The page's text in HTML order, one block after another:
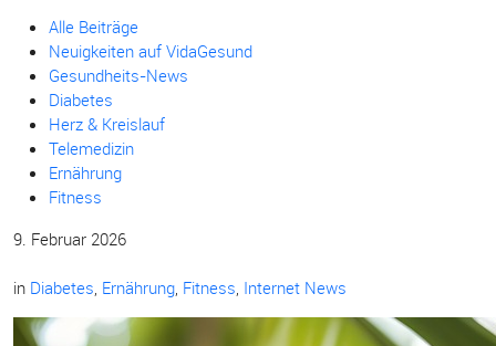
Alle Beiträge
Neuigkeiten auf VidaGesund
Gesundheits-News
Diabetes
Herz & Kreislauf
Telemedizin
Ernährung
Fitness
9. Februar 2026
in Diabetes, Ernährung, Fitness, Internet News